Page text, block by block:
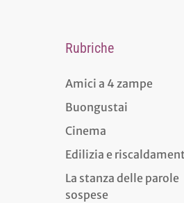
Rubriche
Amici a 4 zampe
Buongustai
Cinema
Edilizia e
La stanza delle parole
sospese